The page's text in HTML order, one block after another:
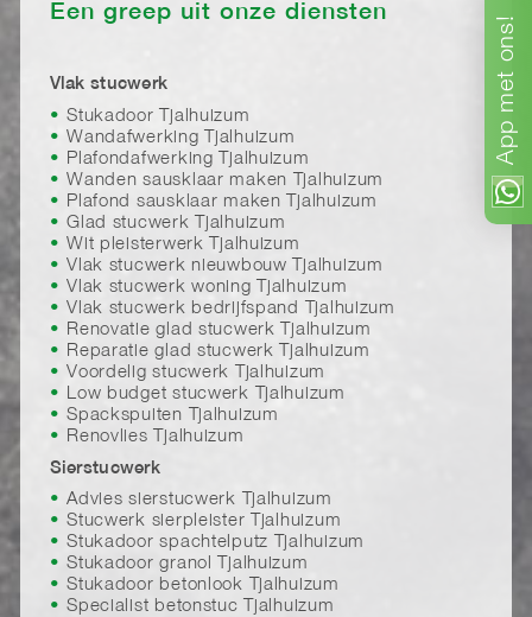
App
met
ons!
Een greep uit onze diensten
Vlak stucwerk
Stukadoor Tjalhuizum
Wandafwerking Tjalhuizum
Plafondafwerking Tjalhuizum
Wanden sausklaar maken Tjalhuizum
Plafond sausklaar maken Tjalhuizum
Glad stucwerk Tjalhuizum
Wit pleisterwerk Tjalhuizum
Vlak stucwerk nieuwbouw Tjalhuizum
Vlak stucwerk woning Tjalhuizum
Vlak stucwerk bedrijfspand Tjalhuizum
Renovatie glad stucwerk Tjalhuizum
Reparatie glad stucwerk Tjalhuizum
Voordelig stucwerk Tjalhuizum
Low budget stucwerk Tjalhuizum
Spackspuiten Tjalhuizum
Renovlies Tjalhuizum
Sierstucwerk
Advies sierstucwerk Tjalhuizum
Stucwerk sierpleister Tjalhuizum
Stukadoor spachtelputz Tjalhuizum
Stukadoor granol Tjalhuizum
Stukadoor betonlook Tjalhuizum
Specialist betonstuc Tjalhuizum